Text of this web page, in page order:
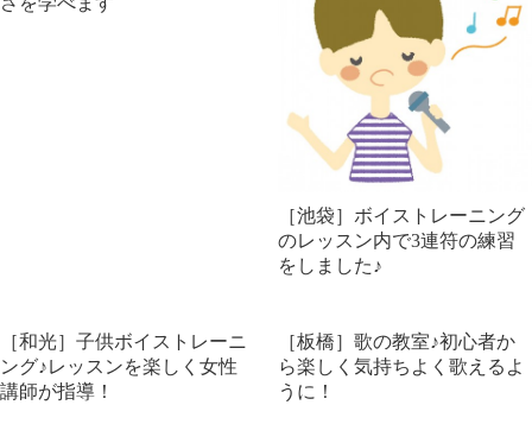
［池袋］ボイストレーニング
のレッスン内で3連符の練習
をしました♪
［和光］子供ボイストレーニ
ング♪レッスンを楽しく女性
講師が指導！
［板橋］歌の教室♪初心者か
ら楽しく気持ちよく歌えるよ
うに！